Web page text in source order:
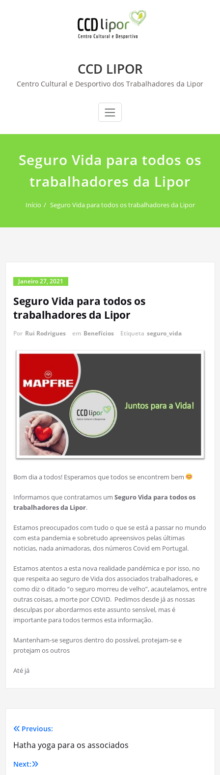
CCD LIPOR
Centro Cultural e Desportivo dos Trabalhadores da Lipor
Seguro Vida para todos os
trabalhadores da Lipor
Início Seguro Vida para todos os trabalhadores da Lipor
Janeiro 27, 2021
Seguro Vida para todos os
trabalhadores da Lipor
Por Rui Rodrigues em Benefícios Etiqueta seguro_vida
Bom dia a todos! Esperamos que todos se encontrem bem
Informamos que contratamos um Seguro Vida para todos os
trabalhadores da Lipor.
Estamos preocupados com tudo o que se está a passar no mundo
com esta pandemia e sobretudo apreensivos pelas últimas
noticias, nada animadoras, dos números Covid em Portugal.
Estamos atentos a esta nova realidade pandémica e por isso, no
que respeita ao seguro de Vida dos associados trabalhadores, e
como diz o ditado “o seguro morreu de velho”, acautelamos, entre
outras coisas, a morte por COVID. Pedimos desde já as nossas
desculpas por abordarmos este assunto sensível, mas é
importante para todos termos esta informação.
Mantenham-se seguros dentro do possível, protejam-se e
protejam os outros
Até já
Navegação
de
Previous:
Hatha yoga para os associados
Next: